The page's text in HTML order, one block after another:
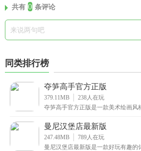
共有 0 条评论
同类排行榜
夺笋高手官方正版
379.11MB 238 人在玩
夺笋高手官方正版是一款美术绘画风
杨梅、
曼尼汉堡店最新版
247.48MB 789 人在玩
曼尼汉堡店最新版是一款好玩有趣的